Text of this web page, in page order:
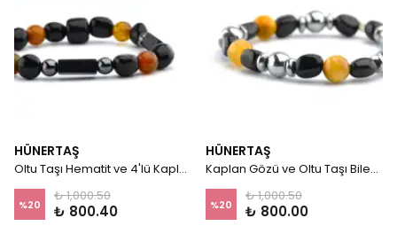
HÜNERTAŞ
Oltu Taşı Hematit ve 4'lü Kaplan Gözü Kesme Bileklik
%20
₺ 1,000.50
₺ 800.40
HÜNERTAŞ
Kaplan Gözü ve Oltu Taşı Bileklik
%20
₺ 1,000.50
₺ 800.00